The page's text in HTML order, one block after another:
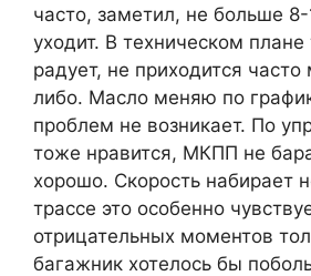
часто, заметил, не больше
уходит. В техническом
радует, не приходится часто
либо. Масло меняю по
проблем не возникает. По
тоже нравится, МКПП не
хорошо. Скорость набирает
трассе это особенно
отрицательных моментов
багажник хотелось бы